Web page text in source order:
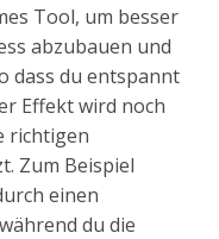
Tool, um besser
abzubauen und
dass du entspannt
Effekt wird noch
richtigen
Zum Beispiel
einen
du die